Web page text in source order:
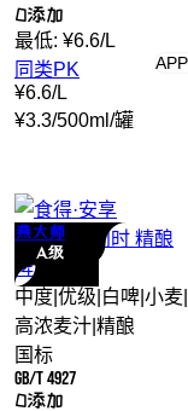
0添加
最低: ¥6.6/L
同类PK
¥6.6/L
¥3.3/500ml /罐
燕大师
A级
燕大师
比利时 精酿
啤酒
中度 优级 白啤 小麦
高浓麦汁 精酿
国标
GB/T 4927
0添加
APP